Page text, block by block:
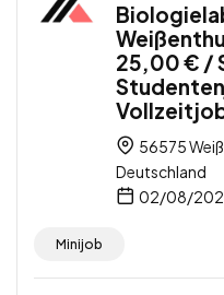
25,00 € /
56575
Deutschland
02/08/
Minijob